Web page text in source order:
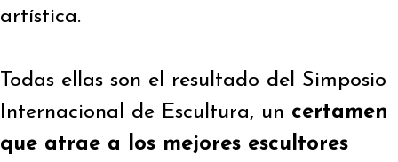
artística.
Todas ellas son el resultado del Simposio
Internacional de Escultura, un certamen
que atrae a los mejores escultores